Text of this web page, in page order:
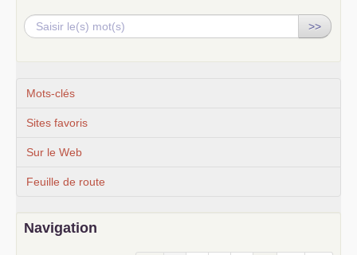
>>
Mots-clés
Sites favoris
Sur le Web
Feuille de route
Navigation